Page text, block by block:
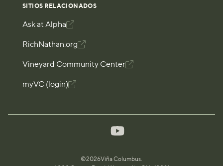
SITIOS RELACIONADOS
Ask at Alpha
RichNathan.org
Vineyard Community Center
myVC (login)
©2026Viña Columbus.